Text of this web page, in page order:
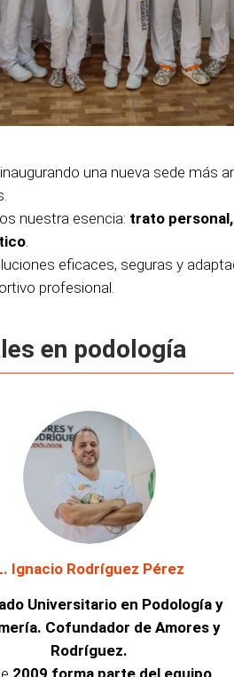
una nueva sede más
nuestra esencia: trato
.
eficaces, seguras y
profesional.
en podología
Ignacio Rodríguez Pérez
Universitario en Podología y
Cofundador de Amores y
Rodríguez.
2009 forma parte del equipo